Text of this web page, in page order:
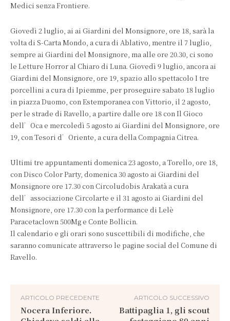
Medici senza Frontiere.
Giovedì 2 luglio, ai ai Giardini del Monsignore, ore 18, sarà la
volta di S-Carta Mondo, a cura di Ablativo, mentre il 7 luglio,
sempre ai Giardini del Monsignore, ma alle ore 20.30, ci sono
le Letture Horror al Chiaro di Luna. Giovedì 9 luglio, ancora ai
Giardini del Monsignore, ore 19, spazio allo spettacolo I tre
porcellini a cura di Ipiemme, per proseguire sabato 18 luglio
in piazza Duomo, con Estemporanea con Vittorio, il 2 agosto,
per le strade di Ravello, a partire dalle ore 18 con Il Gioco
dell’Oca e mercoledì 5 agosto ai Giardini del Monsignore, ore
19, con Tesori d’Oriente, a cura della Compagnia Citrea.
Ultimi tre appuntamenti domenica 23 agosto, a Torello, ore 18,
con Disco Color Party, domenica 30 agosto ai Giardini del
Monsignore ore 17.30 con Circoludobis Arakatà a cura
dell’associazione Circolarte e il 31 agosto ai Giardini del
Monsignore, ore 17.30 con la performance di Lelè
Paracetaclown 500Mg e Conte Bollicin.
Il calendario e gli orari sono suscettibili di modifiche, che
saranno comunicate attraverso le pagine social del Comune di
Ravello.
ARTICOLO PRECEDENTE
Nocera Inferiore.
ARTICOLO SUCCESSIVO
Battipaglia 1, gli scout